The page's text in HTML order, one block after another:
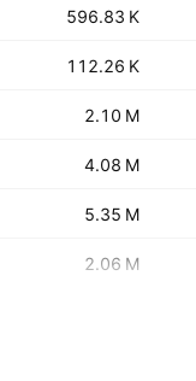
‪‪596.83 K‬‬
‪‪112.26 K‬‬
‪‪2.10 M‬‬
‪‪4.08 M‬‬
‪‪5.35 M‬‬
‪‪2.06 M‬‬